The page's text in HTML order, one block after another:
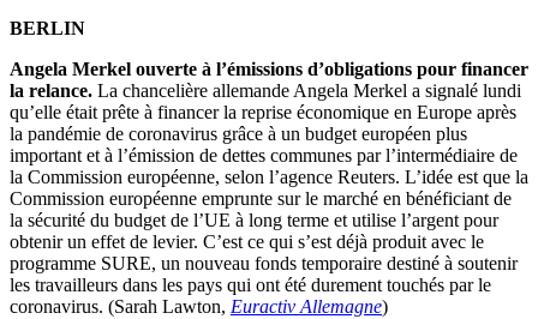
BERLIN
Angela Merkel ouverte à l’émissions d’obligations pour financer
la relance. La chancelière allemande Angela Merkel a signalé lundi
qu’elle était prête à financer la reprise économique en Europe après
la pandémie de coronavirus grâce à un budget européen plus
important et à l’émission de dettes communes par l’intermédiaire de
la Commission européenne, selon l’agence Reuters. L’idée est que la
Commission européenne emprunte sur le marché en bénéficiant de
la sécurité du budget de l’UE à long terme et utilise l’argent pour
obtenir un effet de levier. C’est ce qui s’est déjà produit avec le
programme SURE, un nouveau fonds temporaire destiné à soutenir
les travailleurs dans les pays qui ont été durement touchés par le
coronavirus. (Sarah Lawton, Euractiv Allemagne)